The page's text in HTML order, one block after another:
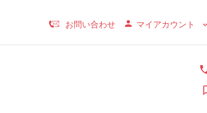
お問い合わせ マイアカウント